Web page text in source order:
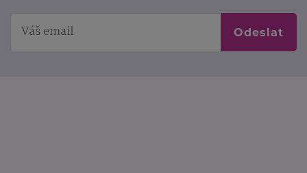
Odeslat